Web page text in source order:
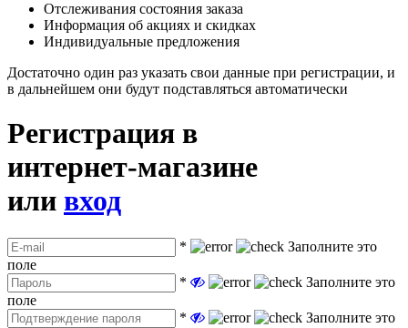
Отслеживания состояния заказа
Информация об акциях и скидках
Индивидуальные предложения
Достаточно один раз указать свои данные при регистрации, и
в дальнейшем они будут подставляться автоматически
Регистрация в
интернет-магазине
или вход
*
Заполните это
поле
*
Заполните это
поле
*
Заполните это